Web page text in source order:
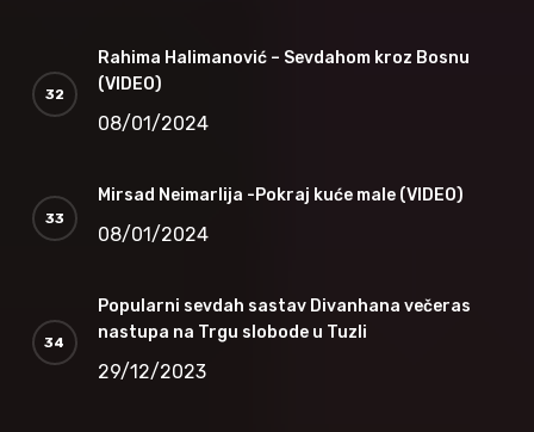
Rahima Halimanović – Sevdahom kroz Bosnu
(VIDEO)
08/01/2024
Mirsad Neimarlija -Pokraj kuće male (VIDEO)
08/01/2024
Popularni sevdah sastav Divanhana večeras
nastupa na Trgu slobode u Tuzli
29/12/2023